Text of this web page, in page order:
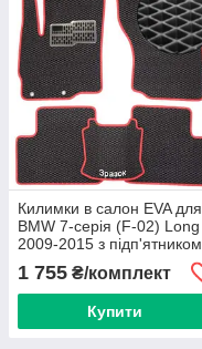
Килимки в салон EVA для
BMW 7-серія (F-02) Long
2009-2015 з підп'ятником
1 755 ₴/комплект
Купити